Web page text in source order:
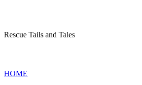
Rescue Tails and Tales
HOME